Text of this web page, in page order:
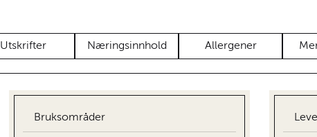
Utskrifter Næringsinnhold Allergener
Bruksområder